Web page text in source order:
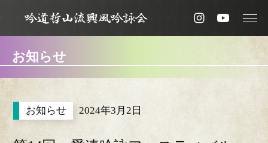
お知らせ
2024年3月2日